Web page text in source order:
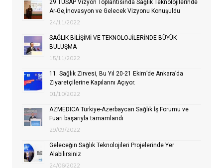
29.TÜSAP Vizyon Toplantısında Sağlık Teknolojilerinde
Ar-Ge,İnovasyon ve Gelecek Vizyonu Konuşuldu
24/11/2022
SAĞLIK BİLİŞİMİ VE TEKNOLOJİLERİNDE BÜYÜK
BULUŞMA
15/11/2022
11. Sağlık Zirvesi, Bu Yıl 20-21 Ekim’de Ankara’da
Ziyaretçilerine Kapılarını Açıyor.
01/10/2022
AZMEDICA Türkiye-Azerbaycan Sağlık İş Forumu ve
Fuarı başarıyla tamamlandı
29/09/2022
Geleceğin Sağlık Teknolojileri Projelerinde Yer
Alabilirsiniz
24/06/2022